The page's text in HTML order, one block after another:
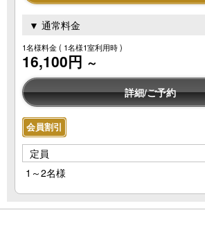
▼ 通常料金
1名様料金( 1名様1室利用時 )
16,100円 ～
詳細/ご予約
会員割引
定員
1～2名様